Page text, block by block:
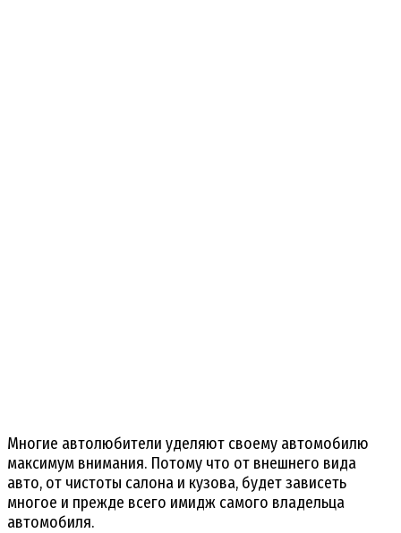
Многие автолюбители уделяют своему автомобилю
максимум внимания. Потому что от внешнего вида
авто, от чистоты салона и кузова, будет зависеть
многое и прежде всего имидж самого владельца
автомобиля.